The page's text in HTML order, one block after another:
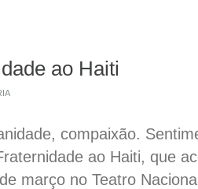
ao Haiti
compaixão.
ao Haiti, que
março no Teatro